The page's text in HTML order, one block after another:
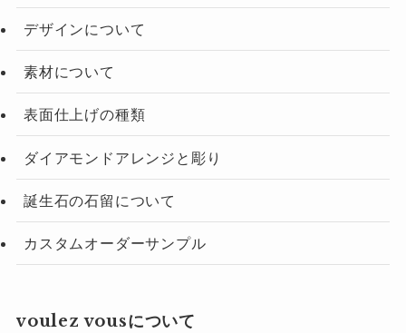
デザインについて
素材について
表面仕上げの種類
ダイアモンドアレンジと彫り
誕生石の石留について
カスタムオーダーサンプル
voulez vousについて